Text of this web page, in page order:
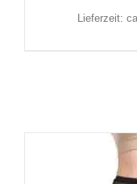
Lieferzeit: